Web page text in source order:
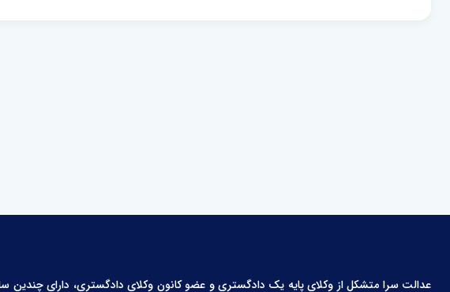
عدالت سرا متشکل از وکلای پایه یک دادگستری و عضو کانون وکلای دادگستری، دارای چندین